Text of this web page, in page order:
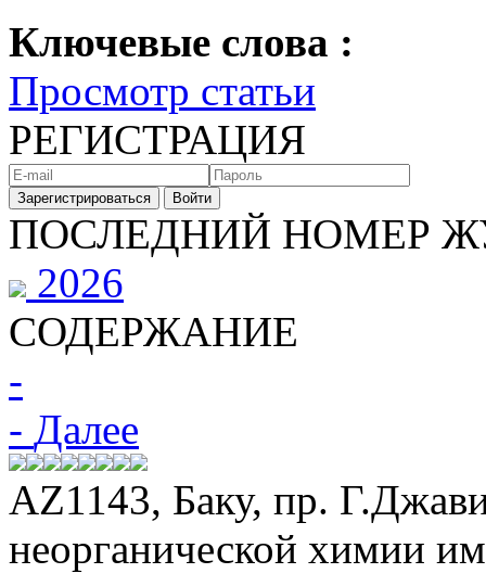
Ключевые слова :
Просмотр статьи
РЕГИСТРАЦИЯ
Зарегистрироваться Войти
ПОСЛЕДНИЙ НОМЕР
2026
СОДЕРЖАНИЕ
-
- Далее
АZ1143, Баку, пр.
неорганической химии